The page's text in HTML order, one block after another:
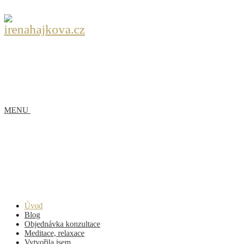
MENU
Úvod
Blog
Objednávka konzultace
Meditace, relaxace
Vytvořila jsem